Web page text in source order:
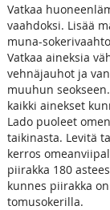
Vatkaa
vaahdoksi. Lisää
muna-
Vatkaa aineksia
vehnäjauhot ja
muuhun
kaikki ainekset
Lado puoleet
taikinasta. Levitä
kerros
piirakka 180
kunnes piirakka
tomusokerilla.